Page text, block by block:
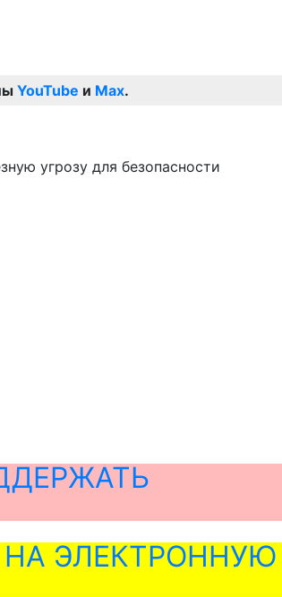
YouTube и Max.
угрозу для безопасности
ЭЛЕКТРОННУЮ